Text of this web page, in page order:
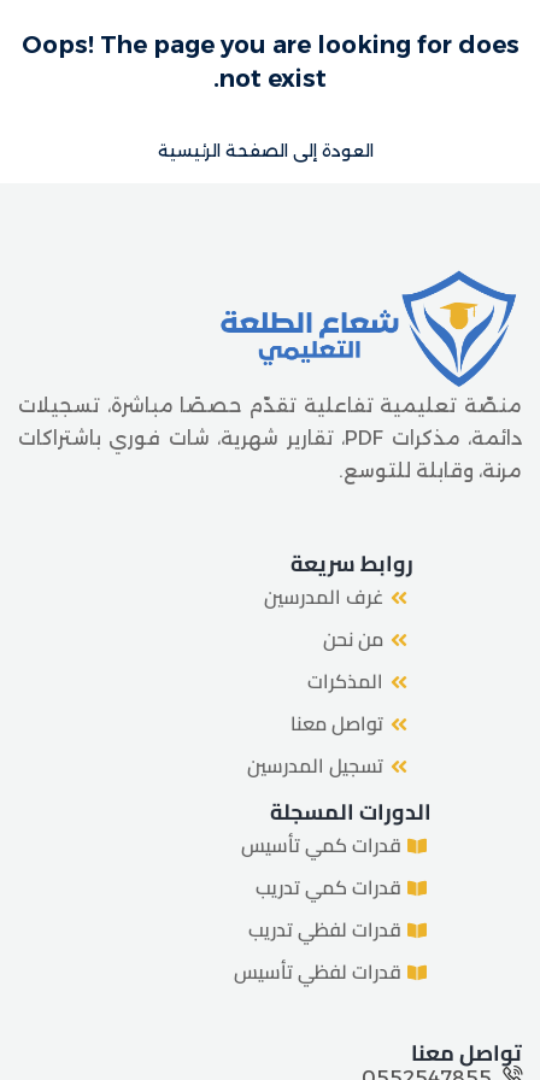
Oops! The page you are looking for does
not exist.
العودة إلى الصفحة الرئيسية
منصّة تعليمية تفاعلية تقدّم حصصًا مباشرة، تسجيلات
دائمة، مذكرات PDF، تقارير شهرية، شات فوري باشتراكات
مرنة، وقابلة للتوسع.
روابط سريعة
غرف المدرسين
من نحن
المذكرات
تواصل معنا
تسجيل المدرسين
الدورات المسجلة
قدرات كمي تأسيس
قدرات كمي تدريب
قدرات لفظي تدريب
قدرات لفظي تأسيس
تواصل معنا